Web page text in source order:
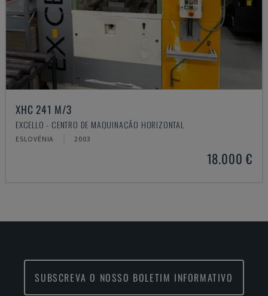
XHC 241 M/3
EXCELLO - CENTRO DE MAQUINAÇÃO HORIZONTAL
ESLOVÉNIA 2003
18.000 €
SUBSCREVA O NOSSO BOLETIM INFORMATIVO